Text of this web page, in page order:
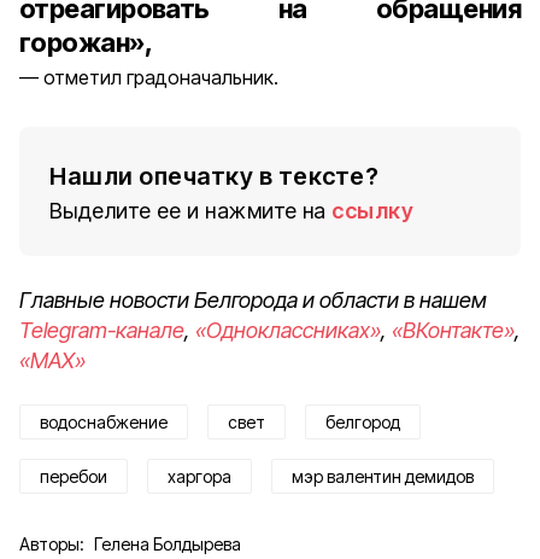
отреагировать на обращения
горожан»,
отметил градоначальник.
Нашли опечатку в тексте?
Выделите ее и нажмите на ссылку
Главные новости Белгорода и области в нашем
Telegram-канале, «Одноклассниках», «ВКонтакте»,
«MAX»
водоснабжение свет белгород
перебои харгора мэр валентин демидов
Авторы: Гелена Болдырева